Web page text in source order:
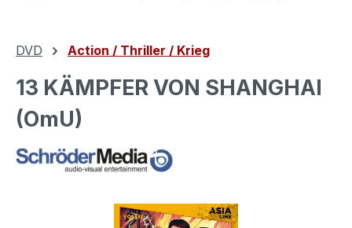
DVD Action / Thriller / Krieg
13 KÄMPFER VON SHANGHAI
(OmU)
Bildergalerie überspringen